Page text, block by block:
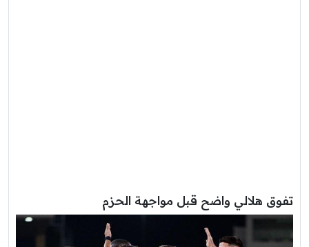
تفوق هلالي واضح قبل مواجهة الحزم